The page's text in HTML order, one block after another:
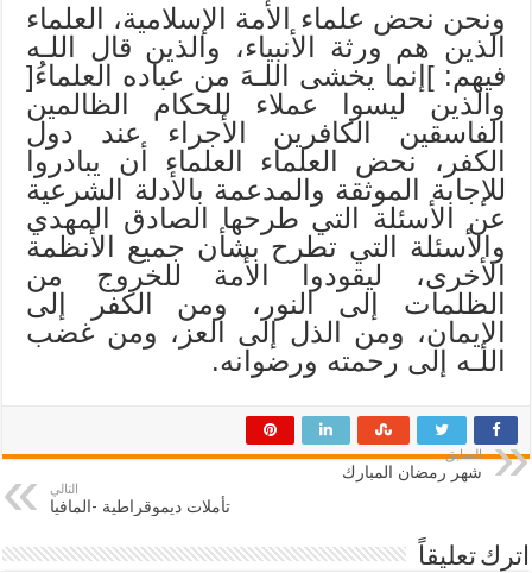
ونحن نحض علماء الأمة الإسلامية، العلماء
الذين هم ورثة الأنبياء، والذين قال اللـه
فيهم: ]إنما يخشى اللـهَ من عباده العلماءُ[
والذين ليسوا عملاء للحكام الظالمين
الفاسقين الكافرين الأجراء عند دول
الكفر، نحض العلماء العلماء أن يبادروا
للإجابة الموثقة والمدعمة بالأدلة الشرعية
عن الأسئلة التي طرحها الصادق المهدي
والأسئلة التي تطرح بشأن جميع الأنظمة
الأخرى، ليقودوا الأمة للخروج من
الظلمات إلى النور، ومن الكفر إلى
الإيمان، ومن الذل إلى العز، ومن غضب
اللـه إلى رحمته ورضوانه.
السابق
شهر رمضان المبارك
التالي
تأملات ديموقراطية -المافيا
اترك تعليقاً